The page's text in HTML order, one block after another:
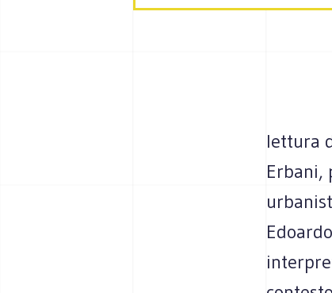
lettura
Erbani,